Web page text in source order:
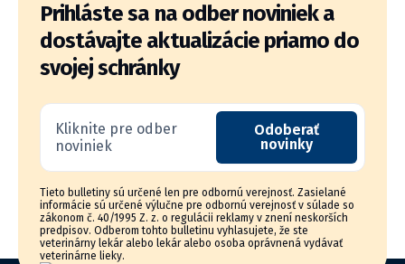
Prihláste sa na odber noviniek a
dostávajte aktualizácie priamo do
svojej schránky
Kliknite pre odber
noviniek
Odoberať
novinky
Tieto bulletiny sú určené len pre odbornú verejnosť. Zasielané
informácie sú určené výlučne pre odbornú verejnosť v súlade so
zákonom č. 40/1995 Z. z. o regulácii reklamy v znení neskorších
predpisov. Odberom tohto bulletinu vyhlasujete, že ste
veterinárny lekár alebo lekár alebo osoba oprávnená vydávať
veterinárne lieky.